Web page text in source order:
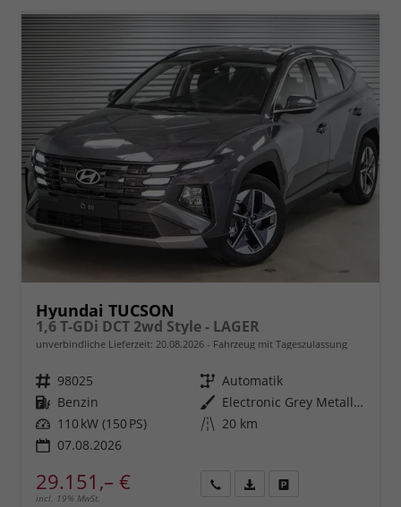
Hyundai TUCSON
1,6 T-GDi DCT 2wd Style - LAGER
unverbindliche Lieferzeit: 20.08.2026 Fahrzeug mit Tageszulassung
Fahrzeugnr. 98025 Getriebe Automatik
Kraftstoff Benzin Außenfarbe
Electronic Grey Metallic ()
Leistung 110 kW (150 PS) Kilometerstand 20 km
07.08.2026
29.151,– €
incl. 19% MwSt.